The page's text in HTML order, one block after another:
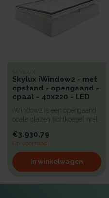
SKYLUX
Skylux iWindow2 - met
opstand - opengaand -
opaal - 40x220 - LED
iWindow2 is een opengaand
opale glazen lichtkoepel met
€3.930,79
Op voorraad
In winkelwagen